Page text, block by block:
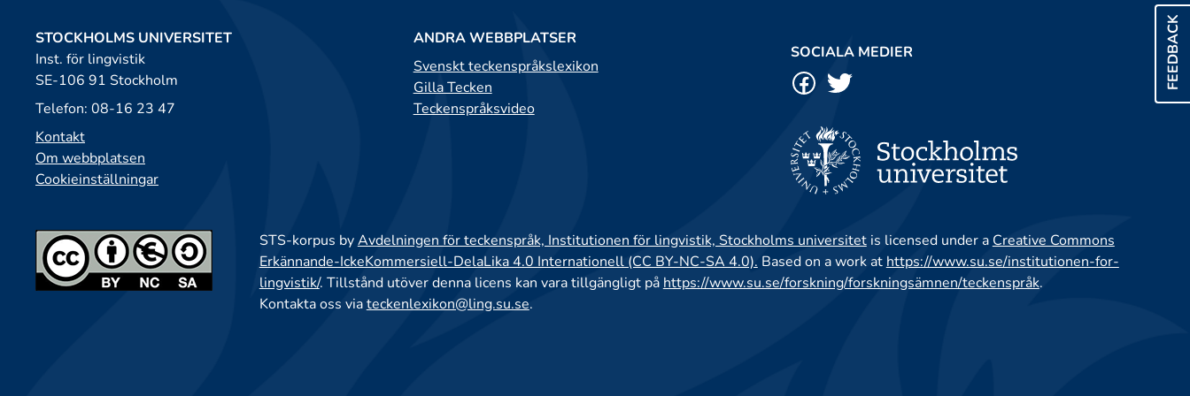
FEEDBACK
STOCKHOLMS UNIVERSITET
Inst. för lingvistik
SE-106 91 Stockholm
Telefon: 08-16 23 47
Kontakt
Om webbplatsen
Cookieinställningar
ANDRA WEBBPLATSER
Svenskt teckenspråkslexikon
Gilla Tecken
Teckenspråksvideo
SOCIALA MEDIER
STS-korpus byAvdelningen för teckenspråk, Institutionen för lingvistik, Stockholms universitetis licensed under a Creative Commons
Erkännande-IckeKommersiell-DelaLika 4.0 Internationell (CC BY-NC-SA 4.0). Based on a work at https://www.su.se/institutionen-for-
lingvistik/. Tillstånd utöver denna licens kan vara tillgängligt på https://www.su.se/forskning/forskningsämnen/teckenspråk.
Kontakta oss viateckenlexikon@ling.su.se.